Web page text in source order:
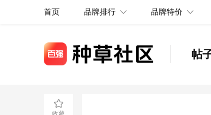
首页 品牌排行 品牌特价
帖